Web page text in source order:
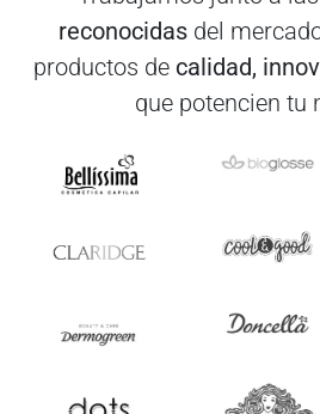
reconocidas del
productos de calidad,
que potencien tu